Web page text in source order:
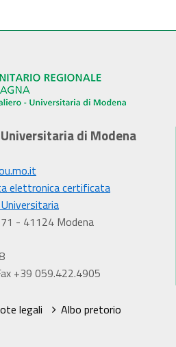
di Modena
elettronica certificata
- 41124 Modena
+39 059.422.4905
legali
Albo pretorio